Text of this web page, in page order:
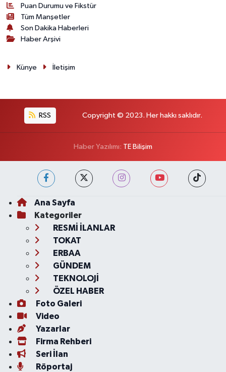
Puan Durumu ve Fikstür
Tüm Manşetler
Son Dakika Haberleri
Haber Arşivi
Künye İletişim
RSS Copyright © 2023. Her hakkı saklıdır.
Haber Yazılımı: TE Bilişim
Ana Sayfa
Kategoriler
RESMİ İLANLAR
TOKAT
ERBAA
GÜNDEM
TEKNOLOJİ
ÖZEL HABER
Foto Galeri
Video
Yazarlar
Firma Rehberi
Seri İlan
Röportaj